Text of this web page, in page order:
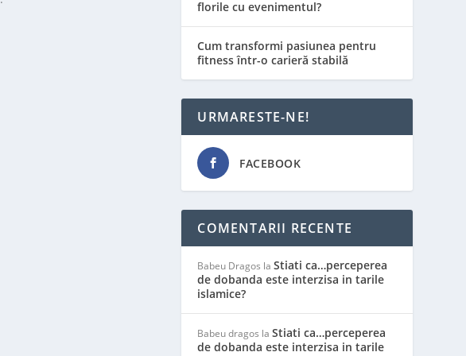
florile cu evenimentul?
Cum transformi pasiunea pentru
fitness într-o carieră stabilă
URMARESTE-NE!
FACEBOOK
COMENTARII RECENTE
Babeu Dragos laStiati ca…perceperea
de dobanda este interzisa in tarile
islamice?
Babeu dragos laStiati ca…perceperea
de dobanda este interzisa in tarile